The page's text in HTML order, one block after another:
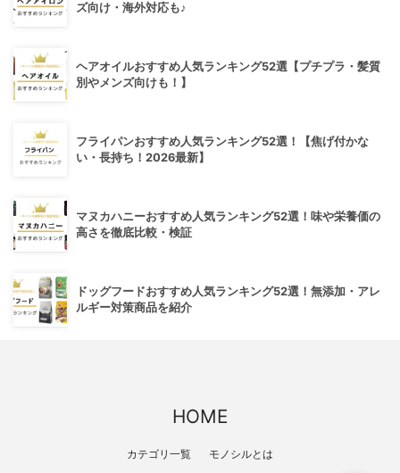
ズ向け・海外対応も♪
ヘアオイルおすすめ人気ランキング52選【プチプラ・髪質
別やメンズ向けも！】
フライパンおすすめ人気ランキング52選！【焦げ付かな
い・長持ち！2026最新】
マヌカハニーおすすめ人気ランキング52選！味や栄養価の
高さを徹底比較・検証
ドッグフードおすすめ人気ランキング52選！無添加・アレ
ルギー対策商品を紹介
HOME
カテゴリ一覧 モノシルとは